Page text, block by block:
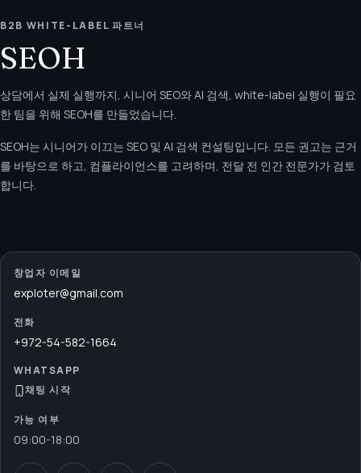
B2B WHITE-LABEL 파트너
SEOH
상담에서 실제 실행까지, 시니어 SEO와 AI 검색, white-label 실행이 필요
한 팀을 위해 SEOH를 만들었습니다.
SEOH는 시니어가 이끄는 SEO 및 AI 검색 컨설팅입니다. 모든 권고는 근거
를 바탕으로 하고, 컴플라이언스를 고려하며, 전달 전 인간 전문가가 검토
합니다.
창업자 이메일
exploter@gmail.com
전화
+972-54-582-1664
WHATSAPP
채팅 시작
가능 여부
09:00-18:00